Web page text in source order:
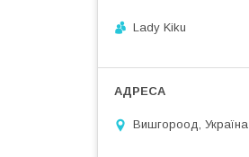
Lady Kiku
Вишгороод, Україна